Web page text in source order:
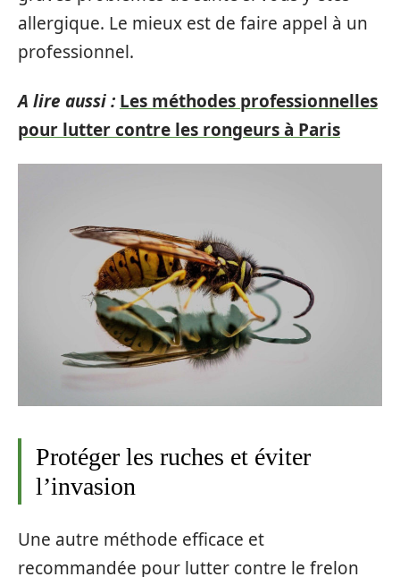
allergique. Le mieux est de faire appel à un
professionnel.
A lire aussi : Les méthodes professionnelles
pour lutter contre les rongeurs à Paris
Protéger les ruches et éviter
l’invasion
Une autre méthode efficace et
recommandée pour lutter contre le frelon